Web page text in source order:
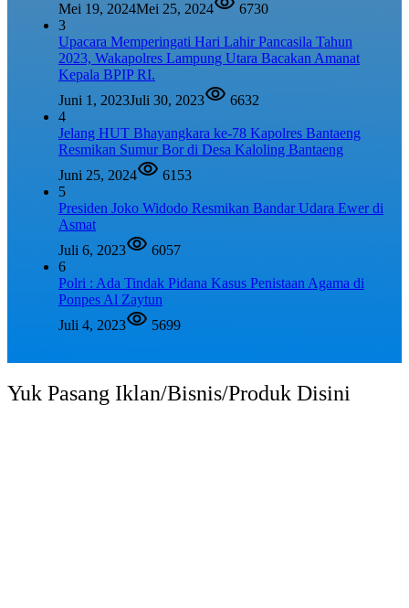
Mei 19, 2024Mei 25, 2024
6730
3
Upacara Memperingati Hari Lahir Pancasila Tahun
2023, Wakapolres Lampung Utara Bacakan Amanat
Kepala BPIP RI.
Juni 1, 2023Juli 30, 2023
6632
4
Jelang HUT Bhayangkara ke-78 Kapolres Bantaeng
Resmikan Sumur Bor di Desa Kaloling Bantaeng
Juni 25, 2024
6153
5
Presiden Joko Widodo Resmikan Bandar Udara Ewer di
Asmat
Juli 6, 2023
6057
6
Polri : Ada Tindak Pidana Kasus Penistaan Agama di
Ponpes Al Zaytun
Juli 4, 2023
5699
Yuk Pasang Iklan/Bisnis/Produk Disini